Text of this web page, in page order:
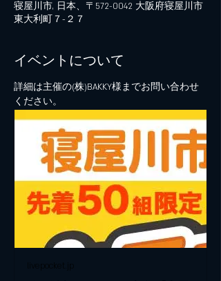
寝屋川市, 日本、〒572-0042 大阪府寝屋川市
東大利町７−２７
イベントについて
詳細は主催の(株)BAKKY様までお問い合わせ
ください。
livepocket.jp